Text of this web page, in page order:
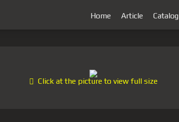
Home Article Catalog
Click at the picture to view full size